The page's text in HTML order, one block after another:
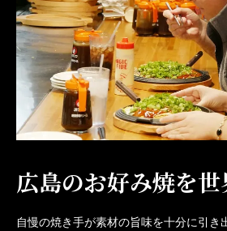
広島のお好み焼を世
自慢の焼き手が素材の旨味を十分に引き